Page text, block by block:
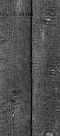
-Contatti